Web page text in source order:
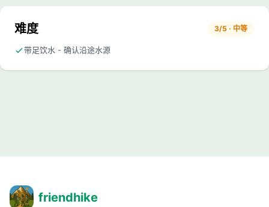
难度 3/5 · 中等
带足饮水 - 确认沿途水源
friendhike